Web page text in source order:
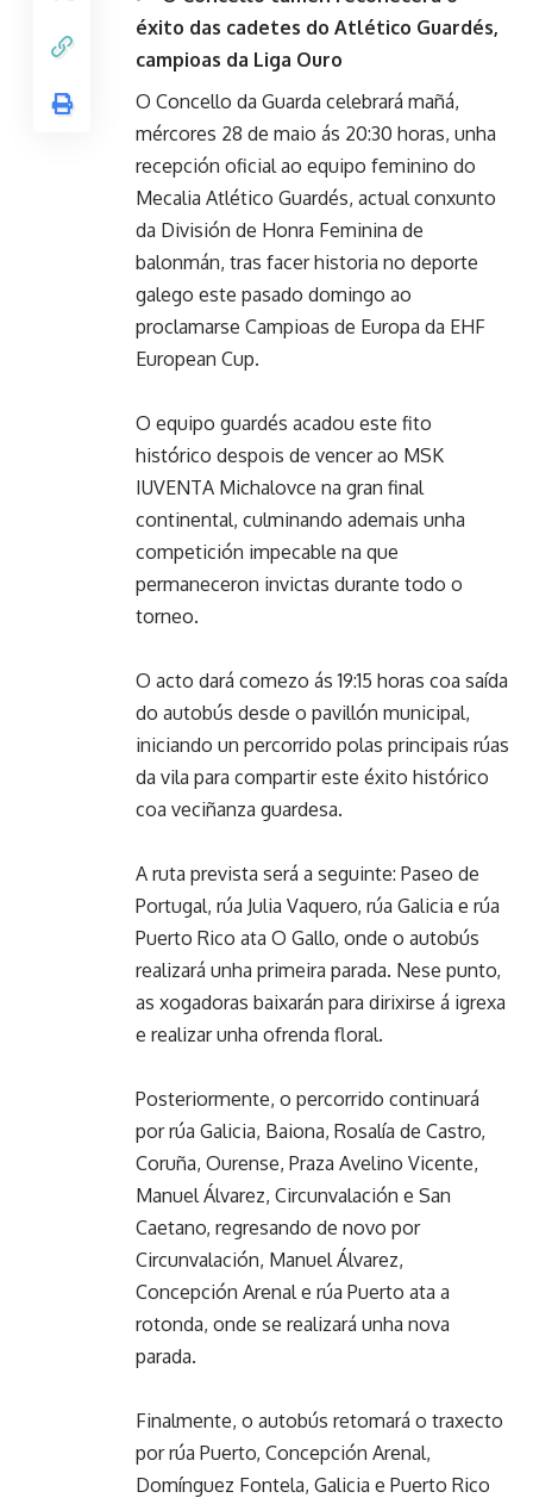
éxito das cadetes do Atlético Guardés,
campioas da Liga Ouro
O Concello da Guarda celebrará mañá,
mércores 28 de maio ás 20:30 horas, unha
recepción oficial ao equipo feminino do
Mecalia Atlético Guardés, actual conxunto
da División de Honra Feminina de
balonmán, tras facer historia no deporte
galego este pasado domingo ao
proclamarse Campioas de Europa da EHF
European Cup.
O equipo guardés acadou este fito
histórico despois de vencer ao MSK
IUVENTA Michalovce na gran final
continental, culminando ademais unha
competición impecable na que
permaneceron invictas durante todo o
torneo.
O acto dará comezo ás 19:15 horas coa saída
do autobús desde o pavillón municipal,
iniciando un percorrido polas principais rúas
da vila para compartir este éxito histórico
coa veciñanza guardesa.
A ruta prevista será a seguinte: Paseo de
Portugal, rúa Julia Vaquero, rúa Galicia e rúa
Puerto Rico ata O Gallo, onde o autobús
realizará unha primeira parada. Nese punto,
as xogadoras baixarán para dirixirse á igrexa
e realizar unha ofrenda floral.
Posteriormente, o percorrido continuará
por rúa Galicia, Baiona, Rosalía de Castro,
Coruña, Ourense, Praza Avelino Vicente,
Manuel Álvarez, Circunvalación e San
Caetano, regresando de novo por
Circunvalación, Manuel Álvarez,
Concepción Arenal e rúa Puerto ata a
rotonda, onde se realizará unha nova
parada.
Finalmente, o autobús retomará o traxecto
por rúa Puerto, Concepción Arenal,
Domínguez Fontela, Galicia e Puerto Rico